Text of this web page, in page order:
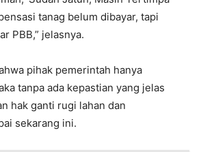
tanag belum dibayar, tapi
PBB,” jelasnya.
pihak pemerintah hanya
tanpa ada kepastian yang jelas
hak ganti rugi lahan dan
sekarang ini.